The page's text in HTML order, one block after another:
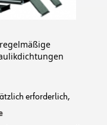
erforderlich,